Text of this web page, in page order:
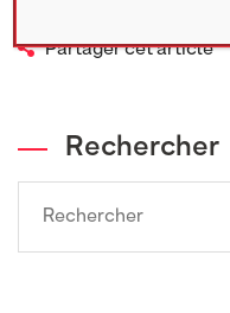
Partager cet article
Rechercher